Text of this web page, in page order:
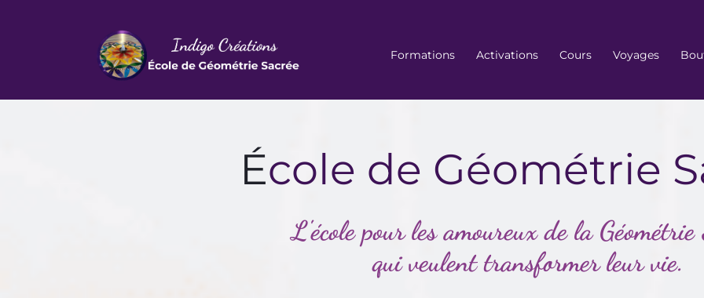
Formations Activations Cours Voyages
École de Géométrie
L'école pour les amoureux de la Géométrie
qui veulent transformer leur vie.